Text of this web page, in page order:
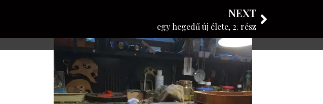
KÖVESSE BLOGUNKAT
NEXT
egy hegedű új élete, 2. rész